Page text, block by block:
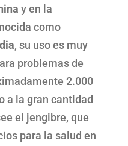
y en la
como
, su uso es muy
problemas de
2.000
a la gran cantidad
el jengibre, que
para la salud en